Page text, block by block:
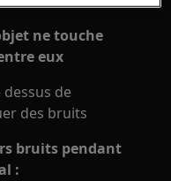
ne touche
eux
de
des bruits
bruits pendant
: